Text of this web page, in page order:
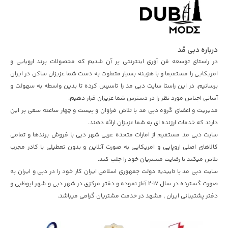
درباره دبی مُد
در راستای توسعه فن آوری اینترنتی بر آن شدیم که محصولات برند اروپایی و
امریکایی را مستقیما و با هزینه بسیار متفاوت به دست شما عزیزان ساکن در ایران
برسانیم. در این راستا سایت دبی مد را تاسیس کرده تا بدین واسطه به سهولت و
آسانی اجناس مورد نظر را در دسترس شما عزیزان قرار دهیم.
مدیریت و اعضای گروه دبی مد با تلاش فراوان و بیست و چهار ساعته سعی بر این
دارند که خدمات ارزنده ای به شما عزیزان ارائه دهند.
سایت دبی مد مستقیم از امارات متحده عربی شهر دبی با فروش برندها و تمامی
کالاهای اصلی اروپایی و امریکایی به صورت آنلاین و بدون تعطیلی با کادر مجرب
تلاش میکند تا رضایت مشتریان خود را جلب کند.
سایت دبی مد با تاییدیه دولت جمهوری اسلامی ایران کار خود را در دبی و ایران به
صورت گسترده در سال ٢٠١۷ آغاز نموده و دفتر مرکزی در شهر دبی و شهر ابوظبی و
دفتر پشتیبانی ایران , مشهد در خدمت مشتریان گرامی میباشد.